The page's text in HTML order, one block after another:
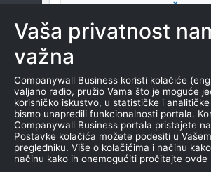
AUTOPREVOZNIČKA
RADNJA ANDRIJA I
NIŠ ?
Koji je datum osnivanja
kompanijeNEMANJA
POPOVIĆ PR
AUTOPREVOZNIČKA
RADNJA ANDRIJA I
NIŠ?
Vaša privatnost
važna
Companywall Business koristi kolačiće
valjano radio, pružio Vama što je moguće
korisničko iskustvo, u statističke i
bismo unapredili funkcionalnosti portala.
Companywall Business portala pristajete
Postavke kolačića možete podesiti u
pregledniku. Više o kolačićima i načinu
načinu kako ih onemogućiti pročitajte ovde